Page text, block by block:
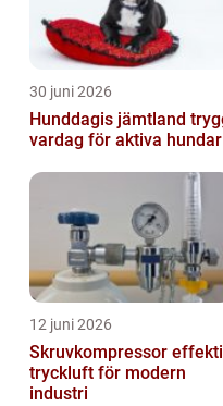
30 juni 2026
Hunddagis jämtland trygg
vardag för aktiva hundar
12 juni 2026
Skruvkompressor effektiv
tryckluft för modern
industri